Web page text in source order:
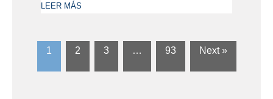
LEER MÁS
1 2 3 … 93 Next »